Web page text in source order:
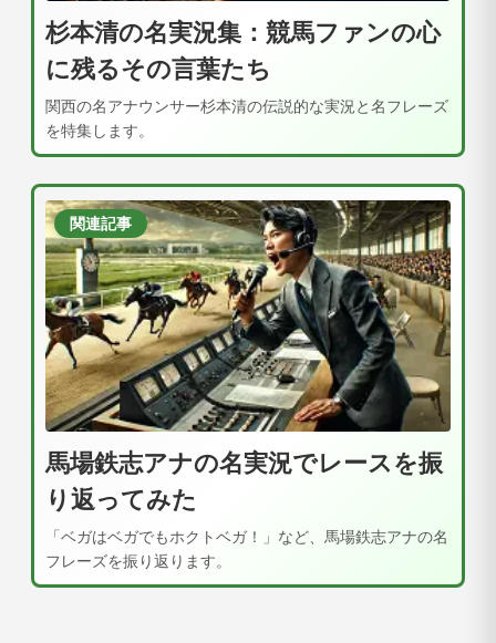
杉本清の名実況集：競馬ファンの心
に残るその言葉たち
関西の名アナウンサー杉本清の伝説的な実況と名フレーズ
を特集します。
関連記事
馬場鉄志アナの名実況でレースを振
り返ってみた
「ベガはベガでもホクトベガ！」など、馬場鉄志アナの名
フレーズを振り返ります。